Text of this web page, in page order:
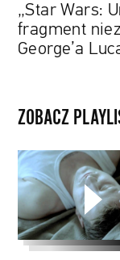
„Star Wars:
fragment
George’a
ZOBACZ